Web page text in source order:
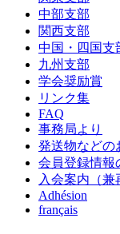
中部支部
関西支部
中国・四国支
九州支部
学会奨励賞
リンク集
FAQ
事務局より
発送物などの
会員登録情報
入会案内（
Adhésion
français